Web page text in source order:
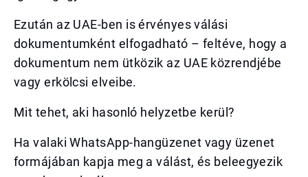
Ezután az UAE-ben is érvényes válási
dokumentumként elfogadható – feltéve, hogy a
dokumentum nem ütközik az UAE közrendjébe
vagy erkölcsi elveibe.
Mit tehet, aki hasonló helyzetbe kerül?
Ha valaki WhatsApp-hangüzenet vagy üzenet
formájában kapja meg a válást, és beleegyezik